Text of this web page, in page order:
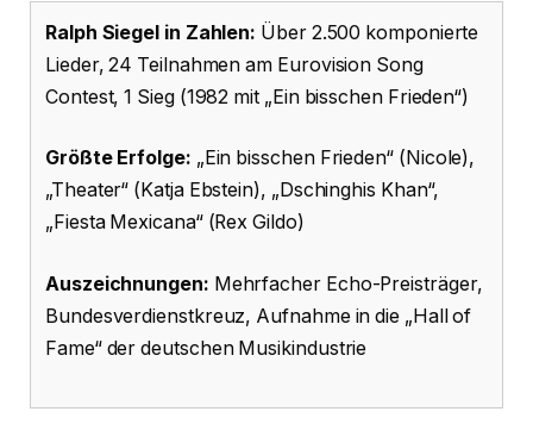
Ralph Siegel in Zahlen: Über 2.500 komponierte
Lieder, 24 Teilnahmen am Eurovision Song
Contest, 1 Sieg (1982 mit „Ein bisschen Frieden“)
Größte Erfolge: „Ein bisschen Frieden“ (Nicole),
„Theater“ (Katja Ebstein), „Dschinghis Khan“,
„Fiesta Mexicana“ (Rex Gildo)
Auszeichnungen: Mehrfacher Echo-Preisträger,
Bundesverdienstkreuz, Aufnahme in die „Hall of
Fame“ der deutschen Musikindustrie